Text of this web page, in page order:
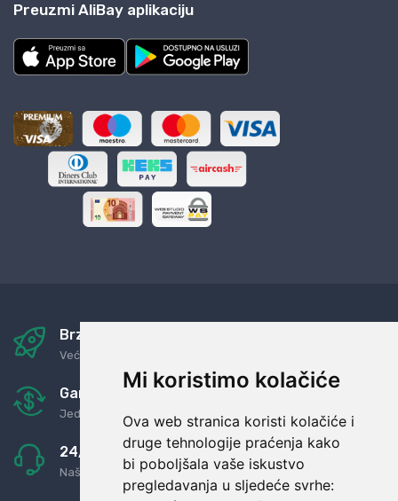
Mi koristimo kolačiće
Ova web stranica koristi kolačiće i
druge tehnologije praćenja kako
bi poboljšala vaše iskustvo
pregledavanja u sljedeće svrhe:
Preuzmi AliBay aplikaciju
Brza i sigurna dostava
Već za nekoliko dana kod vas
Garancija u povrat novaca
Jednostavno pravilo: Roba za novac
24/7 odlična podrška
Naši agenti uvijek na raspolaganju